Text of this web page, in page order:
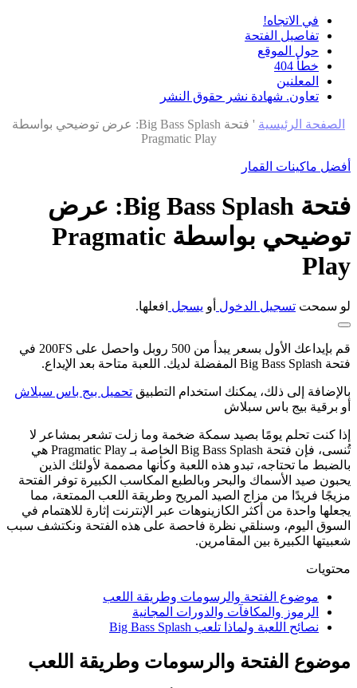
في الاتجاه!
تفاصيل الفتحة
حول الموقع
خطأ 404
المعلنين
تعاون. شهادة نشر حقوق النشر
الصفحة الرئيسية '
فتحة Big Bass Splash: عرض توضيحي بواسطة
Pragmatic Play
أفضل ماكينات القمار
فتحة Big Bass Splash: عرض
توضيحي بواسطة Pragmatic
Play
لو سمحت تسجيل الدخول أو يسجل افعلها.
قم بإيداعك الأول بسعر يبدأ من 500 روبل واحصل على 200FS في
فتحة Big Bass Splash المفضلة لديك. اللعبة متاحة بعد الإيداع.
بالإضافة إلى ذلك، يمكنك استخدام التطبيق تحميل بيج باس سبلاش
أو برقية بيج باس سبلاش
إذا كنت تحلم يومًا بصيد سمكة ضخمة وما زلت تشعر بمشاعر لا
تُنسى، فإن فتحة Big Bass Splash الخاصة بـ Pragmatic Play هي
بالضبط ما تحتاجه، تبدو هذه اللعبة وكأنها مصممة لأولئك الذين
يحبون صيد الأسماك والبحر وبالطبع المكاسب الكبيرة توفر الفتحة
مزيجًا فريدًا من مزاج الصيد المريح وطريقة اللعب الممتعة، مما
يجعلها واحدة من أكثر الكازينوهات عبر الإنترنت إثارة للاهتمام في
السوق اليوم، وسنلقي نظرة فاحصة على هذه الفتحة ونكتشف سبب
شعبيتها الكبيرة بين المقامرين.
محتويات
موضوع الفتحة والرسومات وطريقة اللعب
الرموز والمكافآت والدورات المجانية
نصائح اللعبة ولماذا تلعب Big Bass Splash
موضوع الفتحة والرسومات وطريقة اللعب